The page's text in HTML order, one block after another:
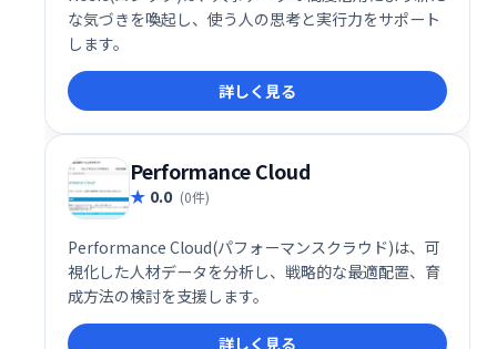
な気づきを喚起し、使う人の思考と実行力をサポート
します。
詳しく見る
Performance Cloud
0.0 (0件)
Performance Cloud(パフォーマンスクラウド)は、可
視化した人材データを分析し、戦略的な最適配置、育
成方法の検討を支援します。
詳しく見る